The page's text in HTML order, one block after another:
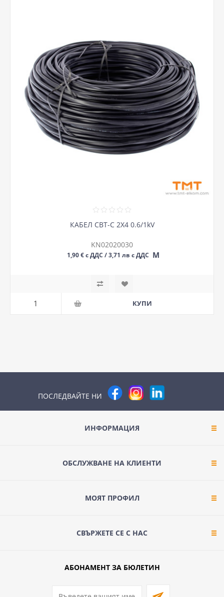
КАБЕЛ СВТ-С 2Х4 0.6/1kV
KN02020030
1,90 € с ДДС / 3,71 лв с ДДС М
ПОСЛЕДВАЙТЕ НИ
ИНФОРМАЦИЯ
ОБСЛУЖВАНЕ НА КЛИЕНТИ
МОЯТ ПРОФИЛ
СВЪРЖЕТЕ СЕ С НАС
АБОНАМЕНТ ЗА БЮЛЕТИН